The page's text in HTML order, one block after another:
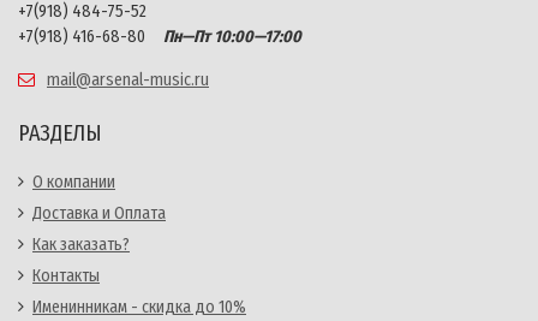
+7(918) 484-75-52
+7(918) 416-68-80
Пн—Пт 10:00—17:00
mail@arsenal-music.ru
РАЗДЕЛЫ
О компании
Доставка и Оплата
Как заказать?
Контакты
Именинникам - скидка до 10%